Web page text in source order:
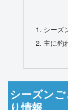
シーズ
主に釣
シーズン